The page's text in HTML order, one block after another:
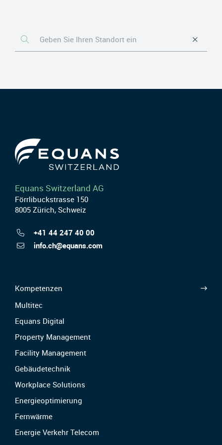
Equans Switzerland AG
Förrlibuckstrasse 150
8005 Zürich, Schweiz
+41 44 247 40 00
info.ch@equans.com
Kompetenzen
Multitec
Equans Digital
Property Management
Facility Management
Gebäudetechnik
Workplace Solutions
Energieoptimierung
Fernwärme
Energie Verkehr Telecom